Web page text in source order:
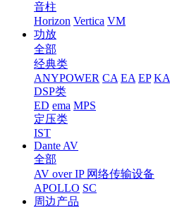
音柱
Horizon Vertica VM
功放
全部
经典类
ANYPOWER CA EA EP KA
DSP类
ED ema MPS
定压类
IST
Dante AV
全部
AV over IP 网络传输设备
APOLLO SC
周边产品